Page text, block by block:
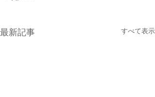
最新記事 すべて表示